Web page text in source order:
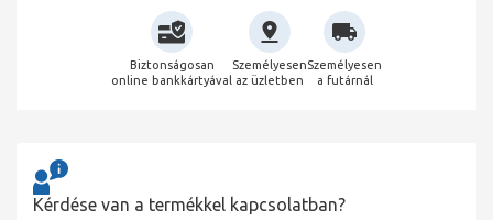
Biztonságosan
online bankkártyával
Személyesen
az üzletben
Személyesen
a futárnál
Kérdése van a termékkel kapcsolatban?